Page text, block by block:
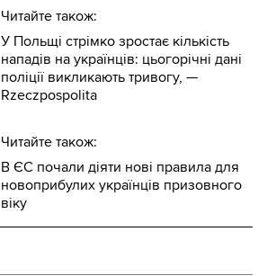
Читайте також:
У Польщі стрімко зростає кількість
нападів на українців: цьогорічні дані
поліції викликають тривогу, —
Rzeczpospolita
Читайте також:
В ЄС почали діяти нові правила для
новоприбулих українців призовного
віку